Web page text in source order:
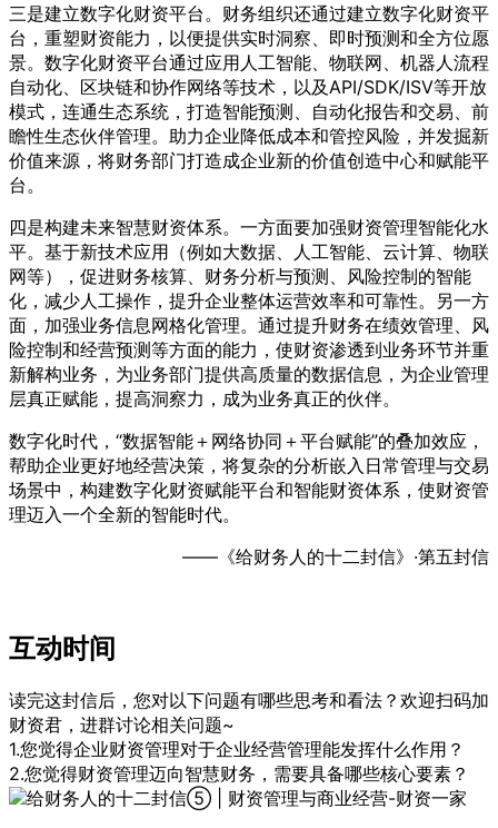
三是建立数字化财资平台。财务组织还通过建立数字化财资平
台，重塑财资能力，以便提供实时洞察、即时预测和全方位愿
景。数字化财资平台通过应用人工智能、物联网、机器人流程
自动化、区块链和协作网络等技术，以及API/SDK/ISV等开放
模式，连通生态系统，打造智能预测、自动化报告和交易、前
瞻性生态伙伴管理。助力企业降低成本和管控风险，并发掘新
价值来源，将财务部门打造成企业新的价值创造中心和赋能平
台。
四是构建未来智慧财资体系。一方面要加强财资管理智能化水
平。基于新技术应用（例如大数据、人工智能、云计算、物联
网等），促进财务核算、财务分析与预测、风险控制的智能
化，减少人工操作，提升企业整体运营效率和可靠性。另一方
面，加强业务信息网格化管理。通过提升财务在绩效管理、风
险控制和经营预测等方面的能力，使财资渗透到业务环节并重
新解构业务，为业务部门提供高质量的数据信息，为企业管理
层真正赋能，提高洞察力，成为业务真正的伙伴。
数字化时代，“数据智能＋网络协同＋平台赋能”的叠加效应，
帮助企业更好地经营决策，将复杂的分析嵌入日常管理与交易
场景中，构建数字化财资赋能平台和智能财资体系，使财资管
理迈入一个全新的智能时代。
——《给财务人的十二封信》·第五封信
互动时间
读完这封信后，您对以下问题有哪些思考和看法？欢迎扫码加
财资君，进群讨论相关问题~
1.您觉得企业财资管理对于企业经营管理能发挥什么作用？
2.您觉得财资管理迈向智慧财务，需要具备哪些核心要素？